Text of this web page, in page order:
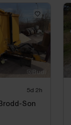
5d 2h
Son